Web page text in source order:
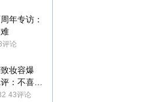
年专访：
评论
妆容爆
：不喜欢
43评论